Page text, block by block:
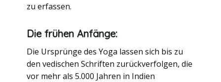
zu erfassen.
Die frühen Anfänge:
Die Ursprünge des Yoga lassen sich bis zu
den vedischen Schriften zurückverfolgen, die
vor mehr als 5.000 Jahren in Indien